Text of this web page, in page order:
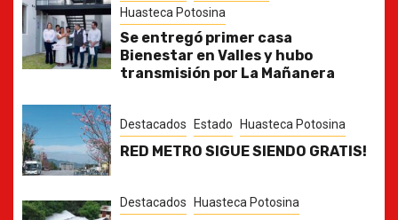
Huasteca Potosina
Se entregó primer casa
Bienestar en Valles y hubo
transmisión por La Mañanera
Destacados Estado Huasteca Potosina
RED METRO SIGUE SIENDO GRATIS!
Destacados Huasteca Potosina